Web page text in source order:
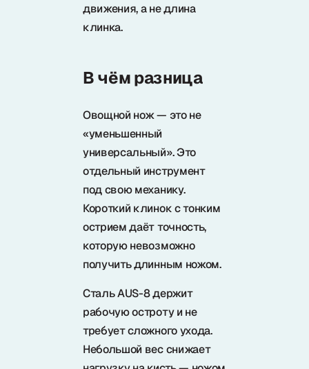
движения, а не длина
клинка.
В чём разница
Овощной нож — это не
«уменьшенный
универсальный». Это
отдельный инструмент
под свою механику.
Короткий клинок с тонким
острием даёт точность,
которую невозможно
получить длинным ножом.
Сталь AUS-8 держит
рабочую остроту и не
требует сложного ухода.
Небольшой вес снижает